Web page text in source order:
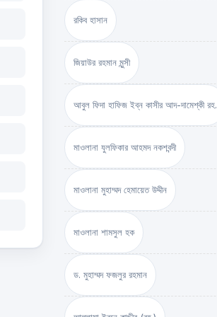
রকিব হাসান
জিয়াউর রহমান মুন্সী
আবুল ফিদা হাফিজ ইব্‌ন কাসীর আদ-দামেশ্‌কী রহ.
মাওলানা যুলফিকার আহমদ নকশবন্দী
মাওলানা মুহাম্মদ হেমায়েত উদ্দীন
মাওলানা শামসুল হক
ড. মুহাম্মদ ফজলুর রহমান